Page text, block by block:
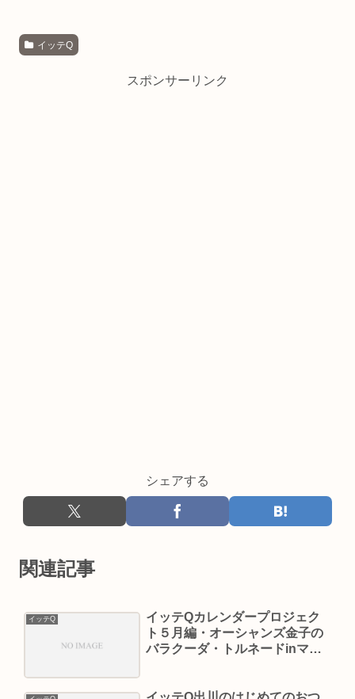
イッテQ
スポンサーリンク
シェアする
関連記事
イッテQ
イッテQカレンダープロジェク
ト５月編・オーシャンズ金子の
バラクーダ・トルネードinマレ